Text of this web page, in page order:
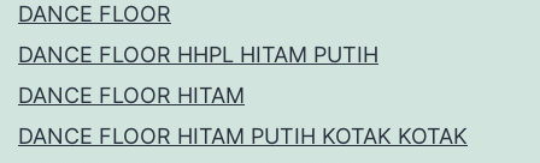
DANCE FLOOR
DANCE FLOOR HHPL HITAM PUTIH
DANCE FLOOR HITAM
DANCE FLOOR HITAM PUTIH KOTAK KOTAK